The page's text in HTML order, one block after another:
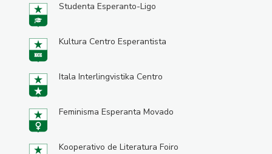
Studenta Esperanto-Ligo
Kultura Centro Esperantista
Itala Interlingvistika Centro
Feminisma Esperanta Movado
Kooperativo de Literatura Foiro